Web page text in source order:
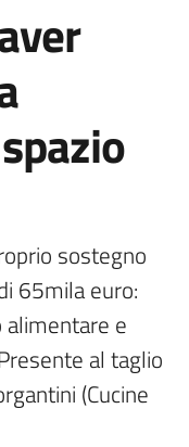
sostegno
65mila euro:
e
al taglio
(Cucine